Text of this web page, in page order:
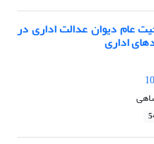
عام دیوان عدالت اداری در
اداری